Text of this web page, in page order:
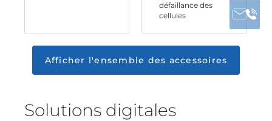
défaillance des
cellules
Afficher l'ensemble des accessoires
Solutions digitales